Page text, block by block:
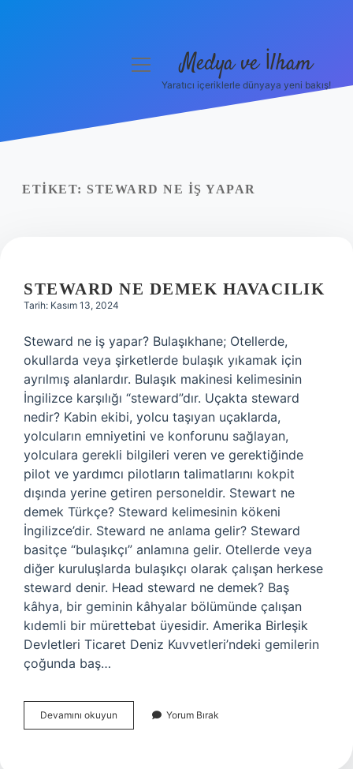
Yasal Uyarı
menüyüMedya ve İlham
Yaratıcı içeriklerle dünyaya yeni bakış!
ETIKET: STEWARD NE IŞ YAPAR
STEWARD NE DEMEK HAVACILIK
Tarih: Kasım 13, 2024
Steward ne iş yapar? Bulaşıkhane; Otellerde,
okullarda veya şirketlerde bulaşık yıkamak için
ayrılmış alanlardır. Bulaşık makinesi kelimesinin
İngilizce karşılığı “steward”dır. Uçakta steward
nedir? Kabin ekibi, yolcu taşıyan uçaklarda,
yolcuların emniyetini ve konforunu sağlayan,
yolculara gerekli bilgileri veren ve gerektiğinde
pilot ve yardımcı pilotların talimatlarını kokpit
dışında yerine getiren personeldir. Stewart ne
demek Türkçe? Steward kelimesinin kökeni
İngilizce’dir. Steward ne anlama gelir? Steward
basitçe “bulaşıkçı” anlamına gelir. Otellerde veya
diğer kuruluşlarda bulaşıkçı olarak çalışan herkese
steward denir. Head steward ne demek? Baş
kâhya, bir geminin kâhyalar bölümünde çalışan
kıdemli bir mürettebat üyesidir. Amerika Birleşik
Devletleri Ticaret Deniz Kuvvetleri’ndeki gemilerin
çoğunda baş…
Devamını okuyun Steward
Ne
Yorum Bırak